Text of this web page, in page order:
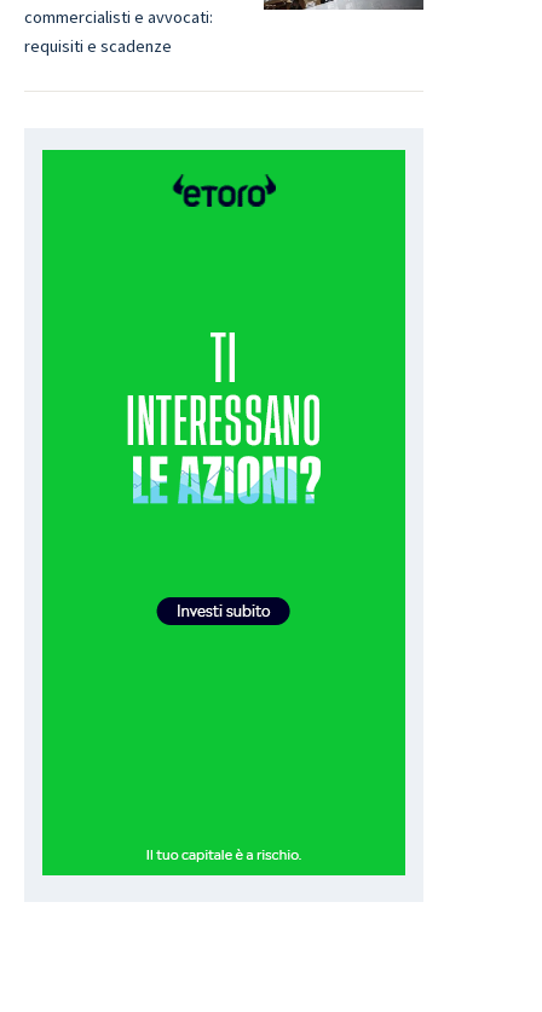
commercialisti e avvocati:
requisiti e scadenze